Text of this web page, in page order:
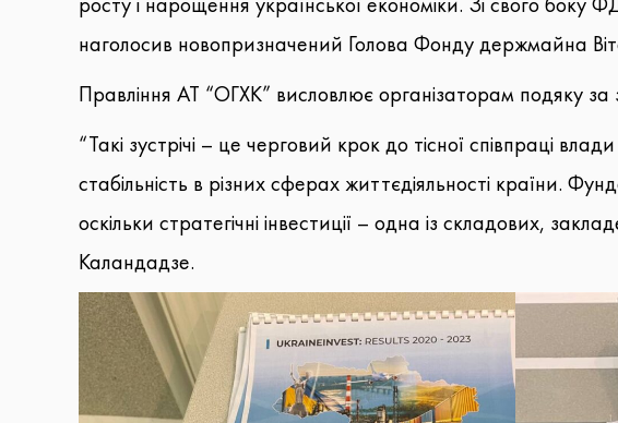
наголосив новопризначений Голова Фонду держмайна
Правління АТ “ОГХК” висловлює організаторам подяку
“Такі зустрічі – це черговий крок до тісної співпраці
стабільність в різних сферах життєдіяльності країни.
оскільки стратегічні інвестиції – одна із складових,
Каландадзе.